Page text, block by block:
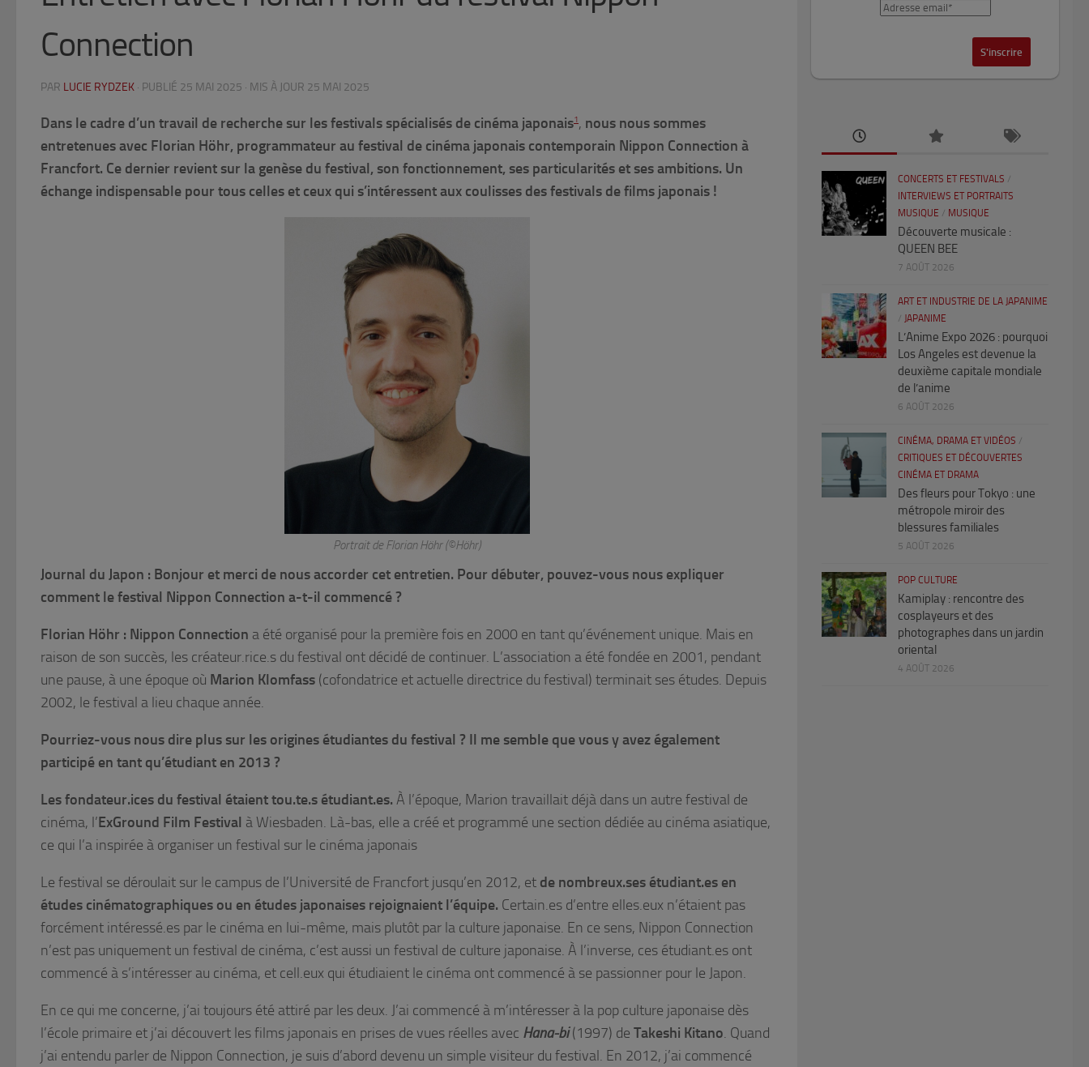
Connection
PAR LUCIE RYDZEK · PUBLIÉ 25 MAI 2025 · MIS À JOUR 25 MAI 2025
Dans le cadre d’un travail de recherche sur les festivals spécialisés de cinéma japonais1 , nous nous sommes
entretenues avec Florian Höhr, programmateur au festival de cinéma japonais contemporain Nippon Connection à
Francfort. Ce dernier revient sur la genèse du festival, son fonctionnement, ses particularités et ses ambitions. Un
échange indispensable pour tous celles et ceux qui s’intéressent aux coulisses des festivals de films japonais !
Portrait de Florian Höhr (©Höhr)
Journal du Japon : Bonjour et merci de nous accorder cet entretien. Pour débuter, pouvez-vous nous expliquer
comment le festival Nippon Connection a-t-il commencé ?
Florian Höhr : Nippon Connection a été organisé pour la première fois en 2000 en tant qu’événement unique. Mais en
raison de son succès, les créateur.rice.s du festival ont décidé de continuer. L’association a été fondée en 2001, pendant
une pause, à une époque où Marion Klomfass (cofondatrice et actuelle directrice du festival) terminait ses études. Depuis
2002, le festival a lieu chaque année.
Pourriez-vous nous dire plus sur les origines étudiantes du festival ? Il me semble que vous y avez également
participé en tant qu’étudiant en 2013 ?
Les fondateur.ices du festival étaient tou.te.s étudiant.es. À l’époque, Marion travaillait déjà dans un autre festival de
cinéma, l’ExGround Film Festival à Wiesbaden. Là-bas, elle a créé et programmé une section dédiée au cinéma asiatique,
ce qui l’a inspirée à organiser un festival sur le cinéma japonais
Le festival se déroulait sur le campus de l’Université de Francfort jusqu’en 2012, et de nombreux.ses étudiant.es en
études cinématographiques ou en études japonaises rejoignaient l’équipe. Certain.es d’entre elles.eux n’étaient pas
forcément intéressé.es par le cinéma en lui-même, mais plutôt par la culture japonaise. En ce sens, Nippon Connection
n’est pas uniquement un festival de cinéma, c’est aussi un festival de culture japonaise. À l’inverse, ces étudiant.es ont
commencé à s’intéresser au cinéma, et cell.eux qui étudiaient le cinéma ont commencé à se passionner pour le Japon.
En ce qui me concerne, j’ai toujours été attiré par les deux. J’ai commencé à m’intéresser à la pop culture japonaise dès
l’école primaire et j’ai découvert les films japonais en prises de vues réelles avec Hana-bi(1997) de Takeshi Kitano. Quand
j’ai entendu parler de Nippon Connection, je suis d’abord devenu un simple visiteur du festival. En 2012, j’ai commencé
CONCERTS ET FESTIVALS /
INTERVIEWS ET PORTRAITS
MUSIQUE / MUSIQUE
Découverte musicale :
QUEEN BEE
7 AOÛT 2026
ART ET INDUSTRIE DE LA JAPANIME
/ JAPANIME
L’Anime Expo 2026 : pourquoi
Los Angeles est devenue la
deuxième capitale mondiale
de l’anime
6 AOÛT 2026
CINÉMA, DRAMA ET VIDÉOS /
CRITIQUES ET DÉCOUVERTES
CINÉMA ET DRAMA
Des fleurs pour Tokyo : une
métropole miroir des
blessures familiales
5 AOÛT 2026
POP CULTURE
Kamiplay : rencontre des
cosplayeurs et des
photographes dans un jardin
oriental
4 AOÛT 2026